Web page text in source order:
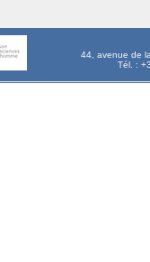
44, avenue de
Tél. :